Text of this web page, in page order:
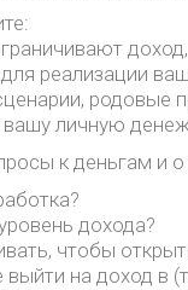
реализации
сценарии,
вашу личную
к деньгам и о
дохода?
чтобы
на доход в